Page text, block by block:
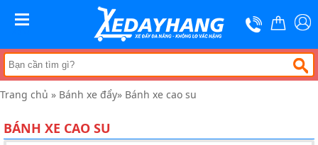
Trang
chủ
Xe
đẩy
hàng
Xe
tay
Trang chủ » Bánh xe đẩy» Bánh xe cao su
BÁNH XE CAO SU